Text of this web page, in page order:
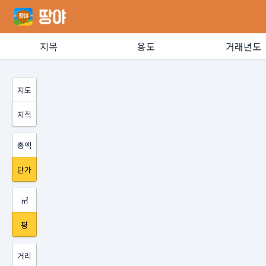
지목 용도 거래년도
지도
지적
총액
단가
㎡
평
거리